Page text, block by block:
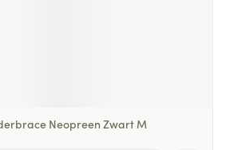
Neopreen Zwart M